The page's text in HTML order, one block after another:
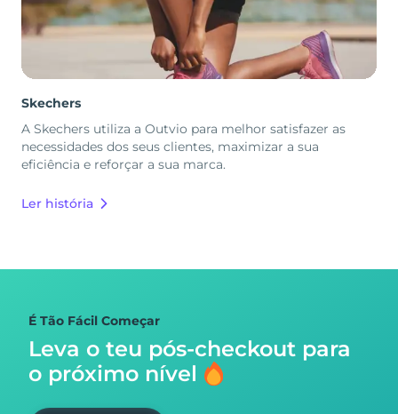
Skechers
A Skechers utiliza a Outvio para melhor satisfazer as
necessidades dos seus clientes, maximizar a sua
eficiência e reforçar a sua marca.
Ler história
É Tão Fácil Começar
Leva o teu pós-checkout para
o próximo nível